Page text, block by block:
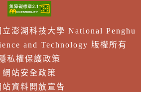
澎湖科技大學 National Penghu
and Technology 版權所有
隱私權保護政策
網站安全政策
站資料開放宣告